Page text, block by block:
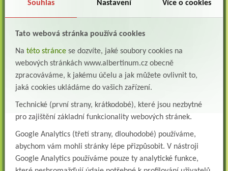
Albertinum, odborný léčebný ústav, Žamberk přijme do pracovního poměru: Lékaře na
Lékař na oddělení psychiatrie
Albertinum, odborný léčebný ústav, Žamberkpřijme do pracovního poměru: Lékaře na
Lékař oddělení pneumologie a ftizeologie (plicní oddělení)
Albertinum, odborný léčebný ústav, Žamberk přijme do pracovního poměru: Lékaře na
oddělení pneumologie a ftizeologie (pl...
Všeobecná/praktická sestra na LDN
Přidejte se k nám Do našeho týmu přijmeme všeobecnou nebo praktickou sestru na
lůžkové oddělení následné a dlouhodobé pé...
Souhlas Nastavení Více o cookies
Tato webová stránka používá cookies
Na této stránce se dozvíte, jaké soubory cookies na
webových stránkách www.albertinum.cz obecně
zpracováváme, k jakému účelu a jak můžete ovlivnit to,
jaká cookies ukládáme do vašich zařízení.
Technické (první strany, krátkodobé), které jsou nezbytné
pro zajištění základní funkcionality webových stránek.
Google Analytics (třetí strany, dlouhodobé) používáme,
abychom vám mohli stránky lépe přizpůsobit. V nástroji
Google Analytics používáme pouze ty analytické funkce,